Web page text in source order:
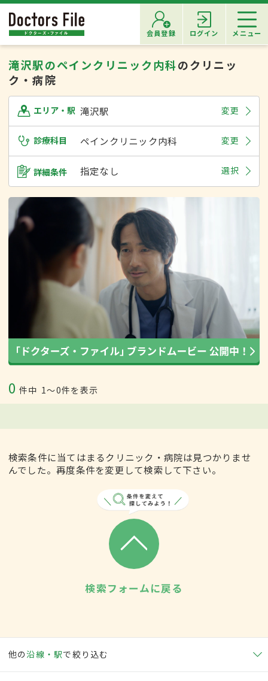
会員登録 ログイン メニュー
滝沢駅のペインクリニック内科のクリニッ
ク・病院
エリア・駅 滝沢駅 変更
診療科目 ペインクリニック内科 変更
詳細条件 指定なし 選択
0 件中 1〜0件を表示
検索条件に当てはまるクリニック・病院は見つかりませ
んでした。再度条件を変更して検索して下さい。
検索フォームに戻る
他の沿線・駅で絞り込む